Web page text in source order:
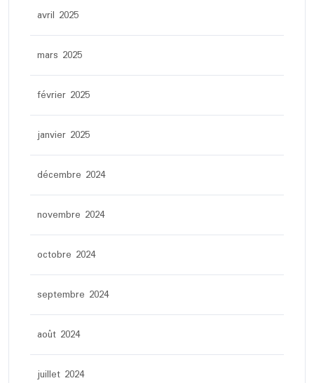
avril 2025
mars 2025
février 2025
janvier 2025
décembre 2024
novembre 2024
octobre 2024
septembre 2024
août 2024
juillet 2024